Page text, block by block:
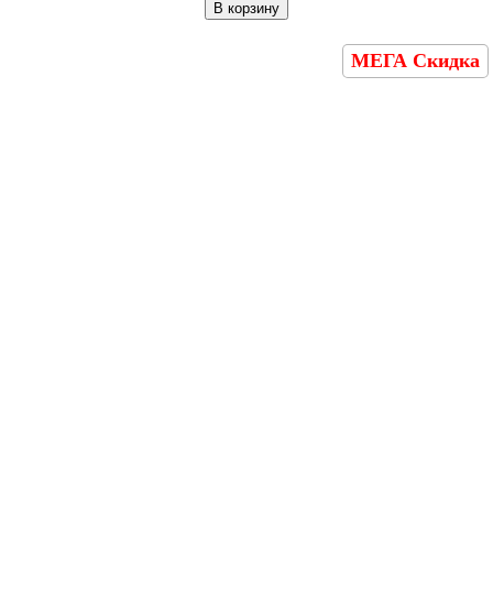
В корзину
МЕГА Скидка